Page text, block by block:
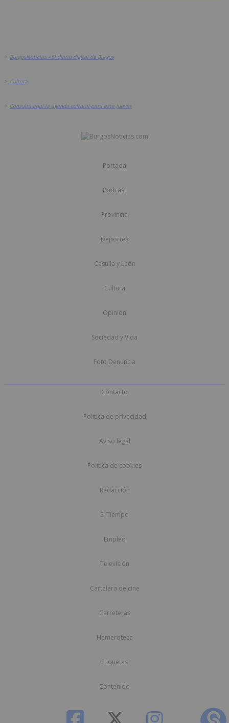
> BurgosNoticias - El diario digital de Burgos
> Cultura
> Consulta aquí la agenda cultural para este jueves
Portada
Podcast
Provincia
Deportes
Castilla y León
Cultura
Opinión
Sociedad y Vida
Foto Denuncia
Contacto
Política de privacidad
Aviso legal
Política de cookies
Redacción
El Tiempo
Empleo
Televisión
Cartelera de cine
Carreteras
Hemeroteca
Etiquetas
Contenido